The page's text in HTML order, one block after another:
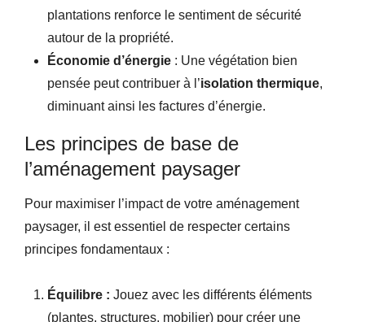
plantations renforce le sentiment de sécurité
autour de la propriété.
Économie d’énergie : Une végétation bien
pensée peut contribuer à l’isolation thermique,
diminuant ainsi les factures d’énergie.
Les principes de base de
l’aménagement paysager
Pour maximiser l’impact de votre aménagement
paysager, il est essentiel de respecter certains
principes fondamentaux :
Équilibre : Jouez avec les différents éléments
(plantes, structures, mobilier) pour créer une